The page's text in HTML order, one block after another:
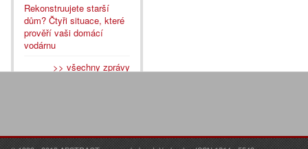
Rekonstruujete starší
dům? Čtyři situace, které
prověří vaši domácí
vodárnu
>> všechny zprávy